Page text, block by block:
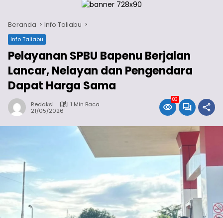
Beranda Info Taliabu
Info Taliabu
Pelayanan SPBU Bapenu Berjalan
Lancar, Nelayan dan Pengendara
Dapat Harga Sama
Redaksi
1 Min Baca
21/05/2026
83